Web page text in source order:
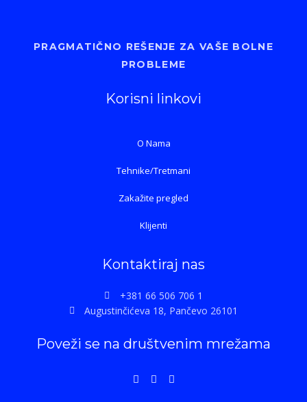
PRAGMATIČNO REŠENJE ZA VAŠE BOLNE
PROBLEME
Korisni linkovi
O Nama
Tehnike/Tretmani
Zakažite pregled
Klijenti
Kontaktiraj nas
+381 66 506 706 1
Augustinčićeva 18, Pančevo 26101
Poveži se na društvenim mrežama